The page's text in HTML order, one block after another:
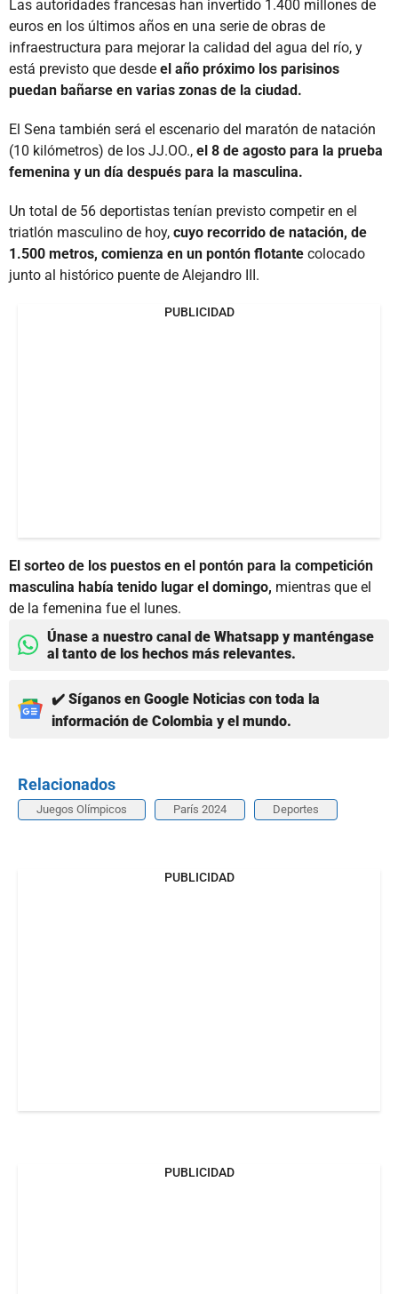
Las autoridades francesas han invertido 1.400 millones de
euros en los últimos años en una serie de obras de
infraestructura para mejorar la calidad del agua del río, y
está previsto que desde el año próximo los parisinos
puedan bañarse en varias zonas de la ciudad.
El Sena también será el escenario del maratón de natación
(10 kilómetros) de los JJ.OO., el 8 de agosto para la prueba
femenina y un día después para la masculina.
Un total de 56 deportistas tenían previsto competir en el
triatlón masculino de hoy, cuyo recorrido de natación, de
1.500 metros, comienza en un pontón flotante colocado
junto al histórico puente de Alejandro III.
PUBLICIDAD
El sorteo de los puestos en el pontón para la competición
masculina había tenido lugar el domingo, mientras que el
de la femenina fue el lunes.
Únase a nuestro canal de Whatsapp y manténgase
al tanto de los hechos más relevantes.
✔️ Síganos en Google Noticias con toda la
información de Colombia y el mundo.
Relacionados
Juegos Olímpicos París 2024 Deportes
PUBLICIDAD
PUBLICIDAD